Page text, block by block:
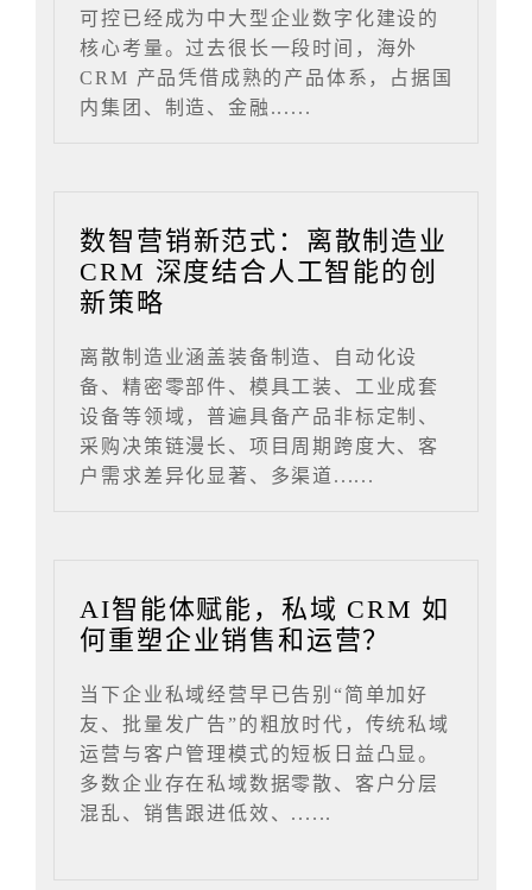
可控已经成为中大型企业数字化建设的
核心考量。过去很长一段时间，海外
CRM 产品凭借成熟的产品体系，占据国
内集团、制造、金融......
数智营销新范式：离散制造业
CRM 深度结合人工智能的创
新策略
离散制造业涵盖装备制造、自动化设
备、精密零部件、模具工装、工业成套
设备等领域，普遍具备产品非标定制、
采购决策链漫长、项目周期跨度大、客
户需求差异化显著、多渠道......
AI智能体赋能，私域 CRM 如
何重塑企业销售和运营？
当下企业私域经营早已告别“简单加好
友、批量发广告”的粗放时代，传统私域
运营与客户管理模式的短板日益凸显。
多数企业存在私域数据零散、客户分层
混乱、销售跟进低效、......